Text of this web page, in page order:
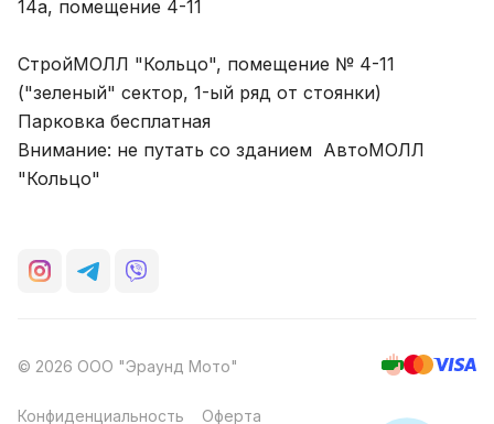
14а, помещение 4-11
СтройМОЛЛ "Кольцо", помещение № 4-11
("зеленый" сектор, 1-ый ряд от стоянки)
Парковка бесплатная
Внимание: не путать со зданием АвтоМОЛЛ
"Кольцо"
© 2026 ООО "Эраунд Мото"
Конфиденциальность Оферта